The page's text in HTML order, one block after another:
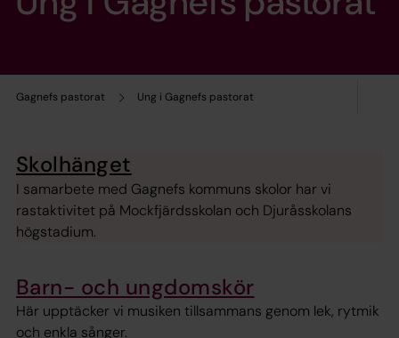
Gagnefs pastorat Ung i Gagnefs pastorat
Skolhänget
I samarbete med Gagnefs kommuns skolor har vi
rastaktivitet på Mockfjärdsskolan och Djuråsskolans
högstadium.
Barn- och ungdomskör
Här upptäcker vi musiken tillsammans genom lek, rytmik
och enkla sånger.